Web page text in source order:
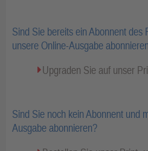
Sind Sie bereits ein Abonnent
unsere Online-Ausgabe
Upgraden Sie auf unser
Sind Sie noch kein Abonnent und
Ausgabe abonnieren?